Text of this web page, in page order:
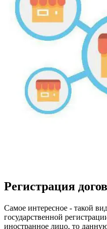
Регистрация
Самое интересное - такой
государственной
иностранное лицо, то